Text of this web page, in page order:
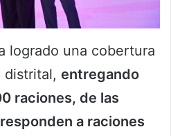
logrado una cobertura
distrital, entregando
raciones, de las
a raciones